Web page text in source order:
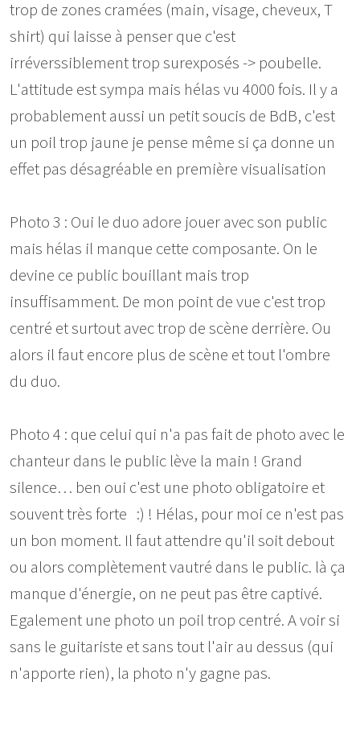
trop de zones cramées (main, visage, cheveux, T
shirt) qui laisse à penser que c'est
irréverssiblement trop surexposés -> poubelle.
L'attitude est sympa mais hélas vu 4000 fois. Il y a
probablement aussi un petit soucis de BdB, c'est
un poil trop jaune je pense même si ça donne un
effet pas désagréable en première visualisation
Photo 3 : Oui le duo adore jouer avec son public
mais hélas il manque cette composante. On le
devine ce public bouillant mais trop
insuffisamment. De mon point de vue c'est trop
centré et surtout avec trop de scène derrière. Ou
alors il faut encore plus de scène et tout l'ombre
du duo.
Photo 4 : que celui qui n'a pas fait de photo avec le
chanteur dans le public lève la main ! Grand
silence… ben oui c'est une photo obligatoire et
souvent très forte :) ! Hélas, pour moi ce n'est pas
un bon moment. Il faut attendre qu'il soit debout
ou alors complètement vautré dans le public. là ça
manque d'énergie, on ne peut pas être captivé.
Egalement une photo un poil trop centré. A voir si
sans le guitariste et sans tout l'air au dessus (qui
n'apporte rien), la photo n'y gagne pas.